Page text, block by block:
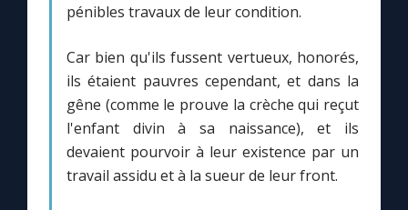
pénibles travaux de leur condition.
Car bien qu'ils fussent vertueux, honorés,
ils étaient pauvres cependant, et dans la
gêne (comme le prouve la crèche qui reçut
l'enfant divin à sa naissance), et ils
devaient pourvoir à leur existence par un
travail assidu et à la sueur de leur front.